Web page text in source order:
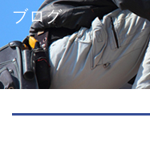
ブログ